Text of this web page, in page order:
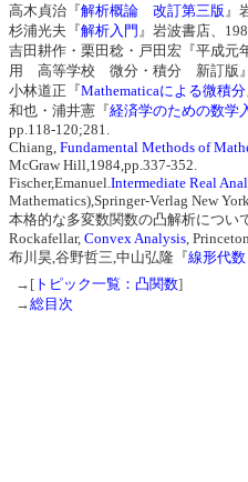
高木貞治『解析概論 改訂第三版 』
杉浦光夫『解析入門 』岩波書店、
吉田耕作・栗田稔・戸田宏『平成元
用 高等学校 微分・積分 新訂版』
小林道正『Mathematicaによる微積分
和也・浦井憲『経済学のための数学
pp.118-120;281.
Chiang, Fundamental Methods of
McGraw Hill,1984,pp.337-352.
Fischer,Emanuel. Intermediate Real
Mathematics),Springer-Verlag New
本格的な多変数関数の凸解析につい
Rockafellar, Convex Analysis ,
布川昊,谷野哲三,中山弘隆『線形代
→[ トピック一覧：凸関数]
→総目次